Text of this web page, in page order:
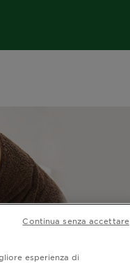
esperienza di
Continua senza accettare